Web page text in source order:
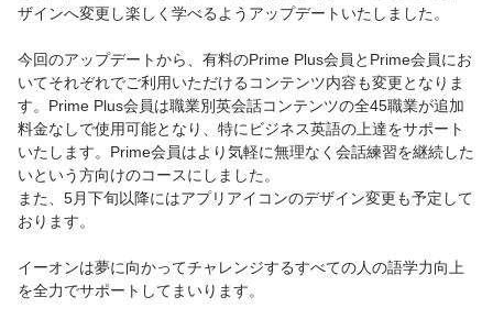
ザインへ変更し楽しく学べるようアップデートいたしました。
今回のアップデートから、有料のPrime Plus会員とPrime会員にお
いてそれぞれでご利用いただけるコンテンツ内容も変更となりま
す。Prime Plus会員は職業別英会話コンテンツの全45職業が追加
料金なしで使用可能となり、特にビジネス英語の上達をサポート
いたします。Prime会員はより気軽に無理なく会話練習を継続した
いという方向けのコースにしました。
また、5月下旬以降にはアプリアイコンのデザイン変更も予定して
おります。
イーオンは夢に向かってチャレンジするすべての人の語学力向上
を全力でサポートしてまいります。